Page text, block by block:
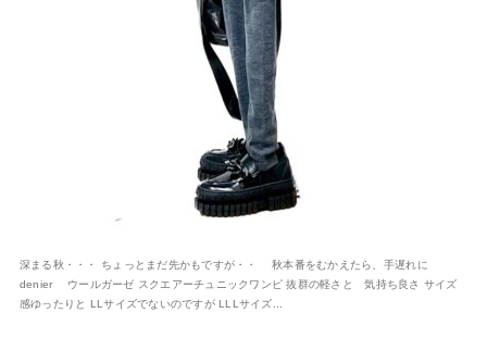
深まる秋・・・ ちょっとまだ先かもですが・・ 秋本番をむかえたら、手遅れに
denier ウールガーゼ スクエアーチュニックワンピ 抜群の軽さと 気持ち良さ サイズ
感ゆったりと LLサイズでないのですが LLLサイズ...